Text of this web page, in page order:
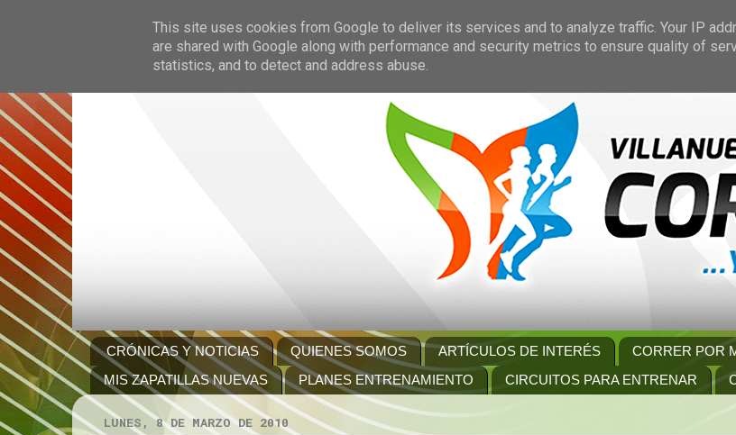
CRÓNICAS Y NOTICIAS QUIENES SOMOS ARTÍCULOS DE INTERÉS CORRER POR
MIS ZAPATILLAS NUEVAS
PLANES ENTRENAMIENTO CIRCUITOS PARA ENTRENAR
LUNES, 8 DE MARZO DE 2010
This site uses cookies from Google to deliver its services and to analyze traffic. Your IP
are shared with Google along with performance and security metrics to ensure quality of
statistics, and to detect and address abuse.